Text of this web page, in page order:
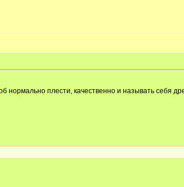
нормально плести, качественно и называть себя